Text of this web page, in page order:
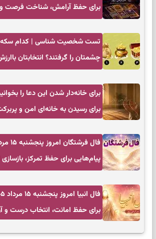
برای حفظ آرامش، شناخت فرصت
تست شخصیت شناسی | کدام
چشمتان را گرفتند؟ انتخابتان
برای خانه‌دار شدن این دعا را
برای رسیدن به خانه‌ای امن و
پیام‌هایی برای حفظ تمرکز، بازسازی
برای حفظ امانت، انتخاب درست و